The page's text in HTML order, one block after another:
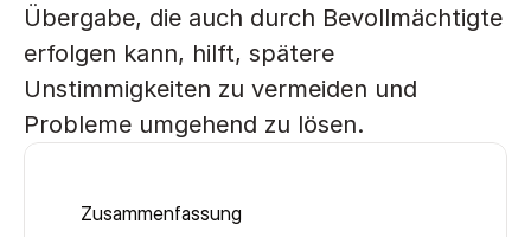
Übergabe, die auch durch Bevollmächtigte
erfolgen kann, hilft, spätere
Unstimmigkeiten zu vermeiden und
Probleme umgehend zu lösen.
Zusammenfassung